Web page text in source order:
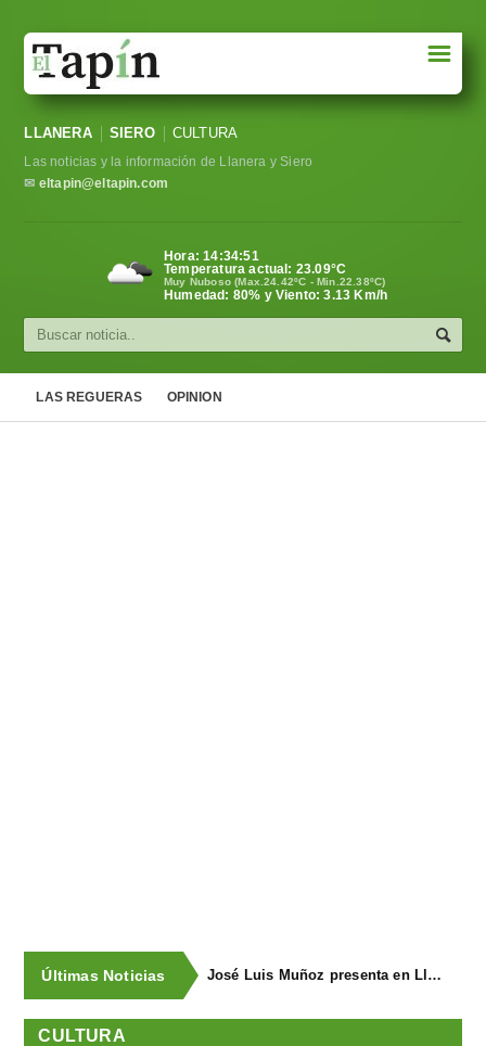
Sociedad
Política
Cultura
☰
LLANERA SIERO CULTURA
Las noticias y la información de Llanera y Siero
✉ eltapin@eltapin.com
Hora:14:34:52
Temperatura actual: 23.09°C
Muy Nuboso (Max.24.42ºC - Min.22.38ºC)
Humedad: 80% y Viento: 3.13 Km/h
LAS REGUERAS OPINION
Últimas Noticias José Luis Muñoz presenta en Llanegra "Libertad" y el libro homenaje "El corredor de fondo"
CULTURA